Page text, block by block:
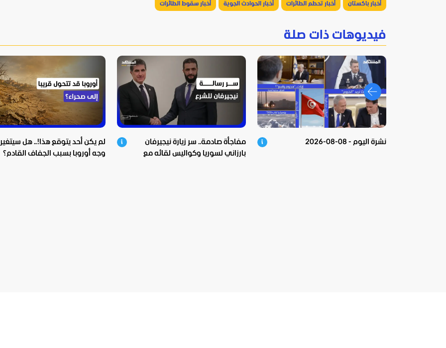
أخبار باكستان أخبار تحطم الطائرات أخبار الحوادث الجوية أخبار سقوط الطائرات
فيديوهات ذات صلة
نشرة اليوم - 08-08-2026
مفاجأة صادمة.. سر زيارة نيجيرفان
بارزاني لسوريا وكواليس لقائه مع
لم يكن أحد يتوقع هذا!.. هل سيتغير
وجه أوروبا بسبب الجفاف القادم؟